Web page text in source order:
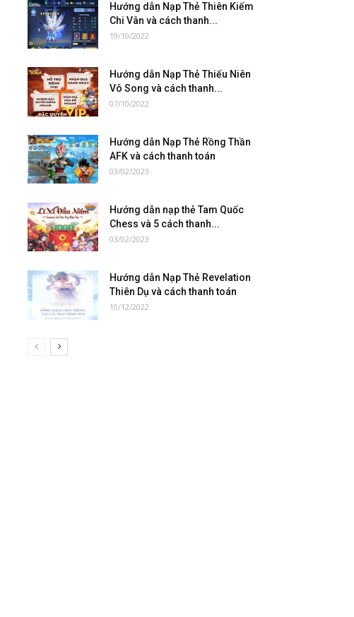
Hướng dẫn Nạp Thẻ Thiên Kiếm
Chi Vân và cách thanh...
19/10/2022
Hướng dẫn Nạp Thẻ Thiếu Niên
Vô Song và cách thanh...
07/10/2022
Hướng dẫn Nạp Thẻ Rồng Thần
AFK và cách thanh toán
03/02/2023
Hướng dẫn nạp thẻ Tam Quốc
Chess và 5 cách thanh...
03/02/2023
Hướng dẫn Nạp Thẻ Revelation
Thiên Dụ và cách thanh toán
10/12/2022